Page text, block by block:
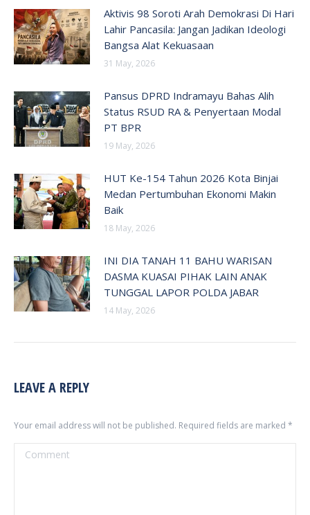
Aktivis 98 Soroti Arah Demokrasi Di Hari
Lahir Pancasila: Jangan Jadikan Ideologi
Bangsa Alat Kekuasaan
31 May, 2026
Pansus DPRD Indramayu Bahas Alih
Status RSUD RA & Penyertaan Modal
PT BPR
19 May, 2026
HUT Ke-154 Tahun 2026 Kota Binjai
Medan Pertumbuhan Ekonomi Makin
Baik
18 May, 2026
INI DIA TANAH 11 BAHU WARISAN
DASMA KUASAI PIHAK LAIN ANAK
TUNGGAL LAPOR POLDA JABAR
14 May, 2026
LEAVE A REPLY
Your email address will not be published. Required fields are marked *
Comment